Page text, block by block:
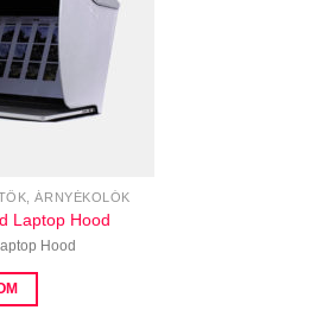
ÁRNYÉKOLÓK
Laptop Hood
Hood